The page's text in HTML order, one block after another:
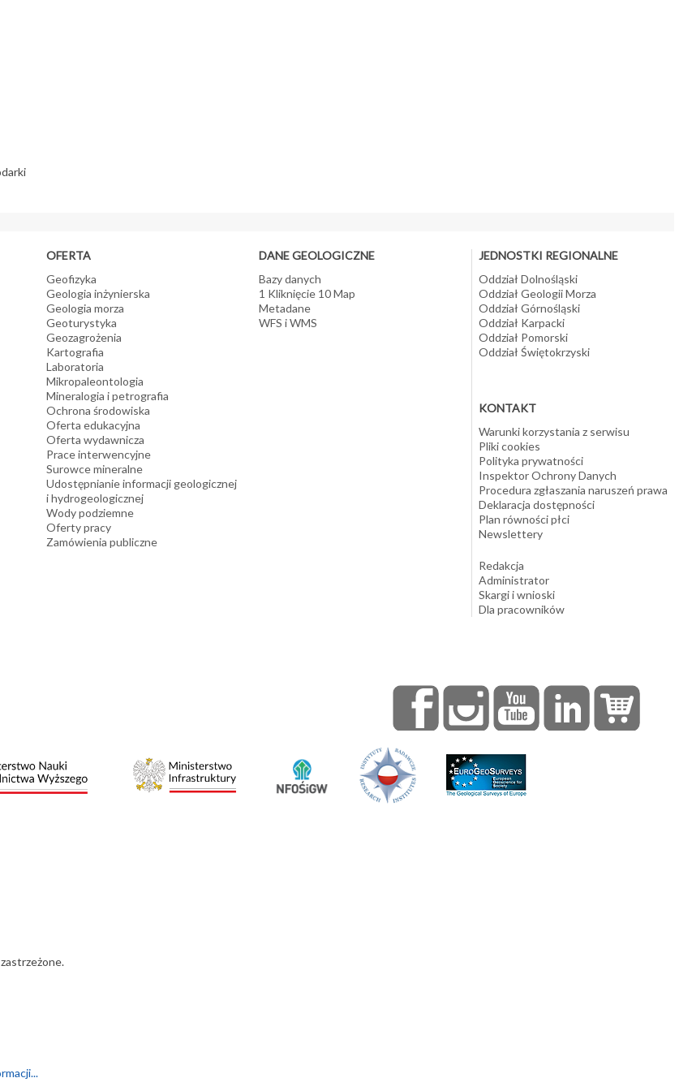
OFERTA
Geofizyka
Geologia inżynierska
Geologia morza
Geoturystyka
Geozagrożenia
Kartografia
Laboratoria
Mikropaleontologia
Mineralogia i petrografia
Ochrona środowiska
Oferta edukacyjna
Oferta wydawnicza
Prace interwencyjne
Surowce mineralne
Udostępnianie informacji geologicznej
i hydrogeologicznej
Wody podziemne
Oferty pracy
Zamówienia publiczne
DANE GEOLOGICZNE
Bazy danych
1 Kliknięcie 10 Map
Metadane
WFS i WMS
JEDNOSTKI REGIONALNE
Oddział Dolnośląski
Oddział Geologii Morza
Oddział Górnośląski
Oddział Karpacki
Oddział Pomorski
Oddział Świętokrzyski
KONTAKT
Warunki korzystania z serwisu
Pliki cookies
Polityka prywatności
Inspektor Ochrony Danych
Procedura zgłaszania naruszeń prawa
Deklaracja dostępności
Plan równości płci
Newslettery
Redakcja
Administrator
Skargi i wnioski
Dla pracowników